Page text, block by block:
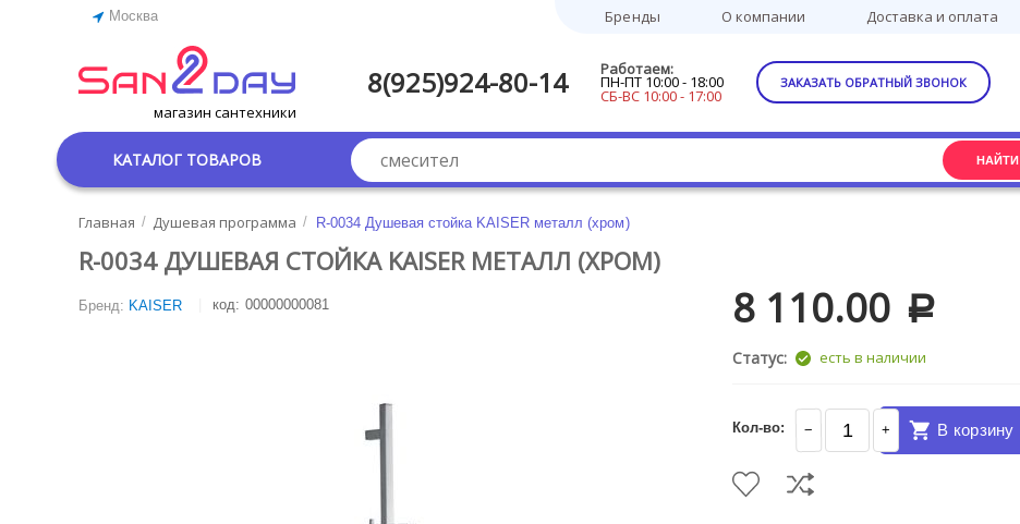
Бренды О компании Доставка и оплата
Москва
магазин сантехники
8(925)924-80-14 Работаем:
ПН-ПТ 10:00 - 18:00
СБ-ВС 10:00 - 17:00
ЗАКАЗАТЬ ОБРАТНЫЙ ЗВОНОК
КАТАЛОГ ТОВАРОВ НАЙТИ
Главная / Душевая программа / R-0034 Душевая стойка KAISER металл (хром)
R-0034 ДУШЕВАЯ СТОЙКА KAISER МЕТАЛЛ (ХРОМ)
Бренд: KAISER код: 00000000081 8 110.00 Р
Статус: есть в наличии
Кол-во: +
− В корзину